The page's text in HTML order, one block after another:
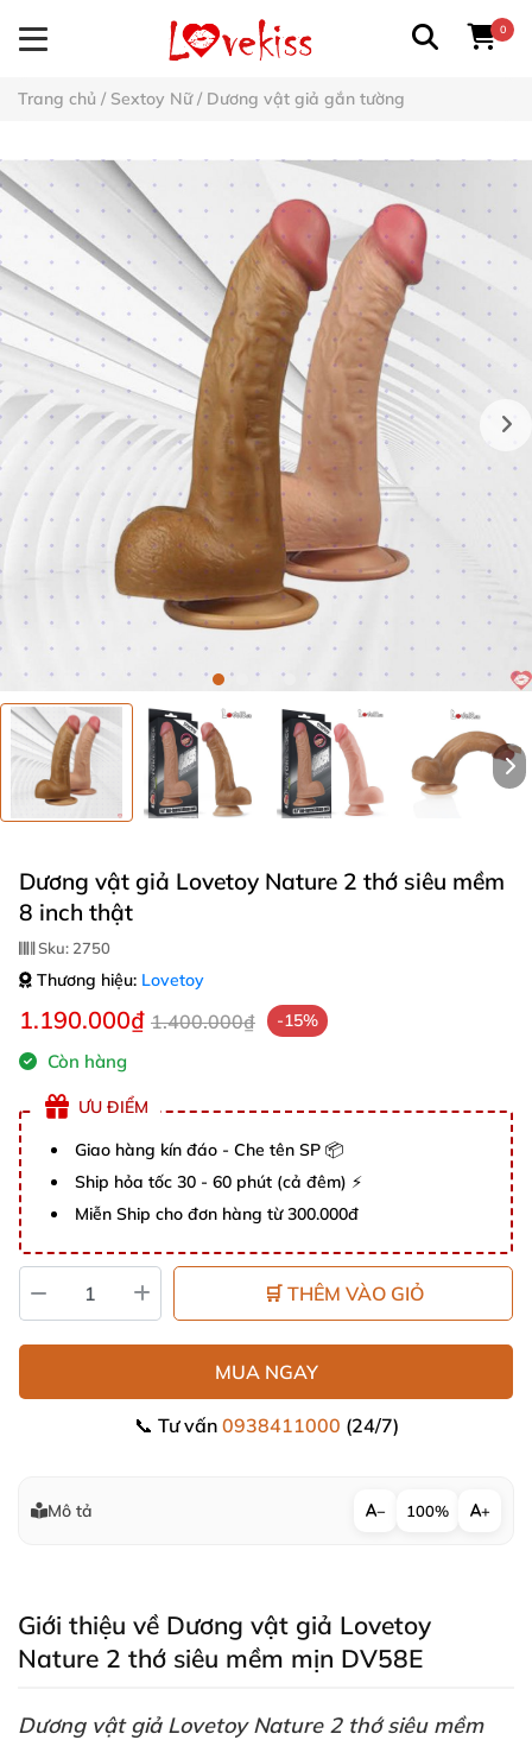
0
Trang chủ / Sextoy Nữ/ Dương vật giả gắn tường
Dương vật giả Lovetoy Nature 2 thớ siêu mềm
8 inch thật
Sku: 2750
Thương hiệu: Lovetoy
1.190.000₫ 1.400.000₫ -15%
Còn hàng
ƯU ĐIỂM
Giao hàng kín đáo - Che tên SP 📦
Ship hỏa tốc 30 - 60 phút (cả đêm) ⚡
Miễn Ship cho đơn hàng từ 300.000đ
🛒 THÊM VÀO GIỎ
MUA NGAY
📞 Tư vấn 0938411000 (24/7)
Mô tả − 100% +
Giới thiệu về Dương vật giả Lovetoy
Nature 2 thớ siêu mềm mịn DV58E
Dương vật giả Lovetoy Nature 2 thớ siêu mềm